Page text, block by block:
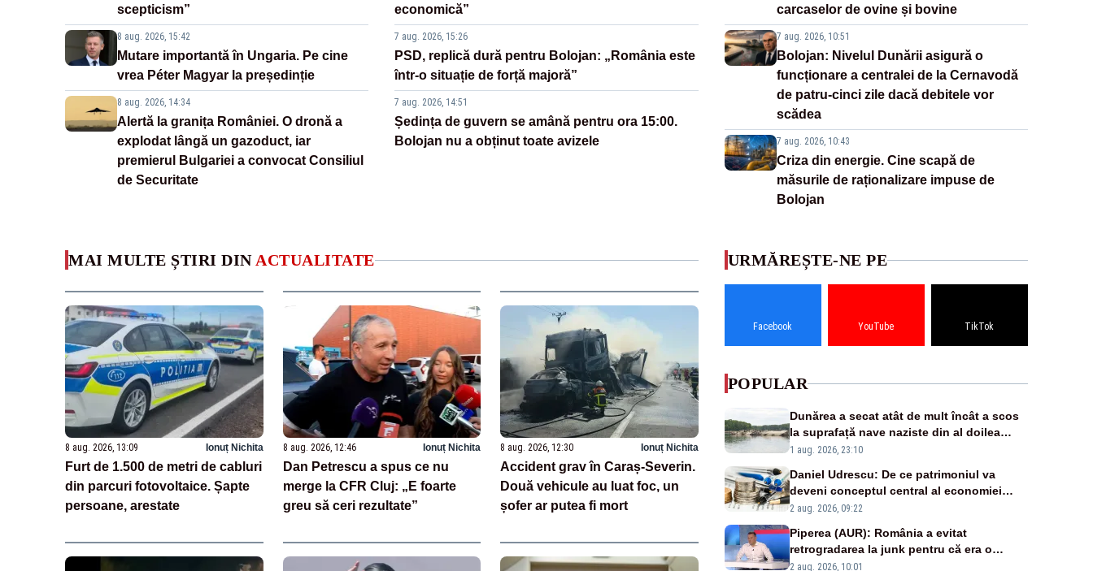
scepticism”
8 aug. 2026, 15:42
Mutare importantă în Ungaria. Pe cine
vrea Péter Magyar la președinție
8 aug. 2026, 14:34
Alertă la granița României. O dronă a
explodat lângă un gazoduct, iar
premierul Bulgariei a convocat Consiliul
de Securitate
economică”
7 aug. 2026, 15:26
PSD, replică dură pentru Bolojan: „România este
într-o situație de forță majoră”
7 aug. 2026, 14:51
Ședința de guvern se amână pentru ora 15:00.
Bolojan nu a obținut toate avizele
carcaselor de ovine și bovine
7 aug. 2026, 10:51
Bolojan: Nivelul Dunării asigură o
funcționare a centralei de la Cernavodă
de patru-cinci zile dacă debitele vor
scădea
7 aug. 2026, 10:43
Criza din energie. Cine scapă de
măsurile de raționalizare impuse de
Bolojan
MAI MULTE ȘTIRI DIN ACTUALITATE
8 aug. 2026, 13:09 Ionuț Nichita
Furt de 1.500 de metri de cabluri
din parcuri fotovoltaice. Șapte
persoane, arestate
8 aug. 2026, 12:46 Ionuț Nichita
Dan Petrescu a spus ce nu
merge la CFR Cluj: „E foarte
greu să ceri rezultate”
8 aug. 2026, 12:30 Ionuț Nichita
Accident grav în Caraș-Severin.
Două vehicule au luat foc, un
șofer ar putea fi mort
URMĂREȘTE-NE PE
Facebook YouTube TikTok
POPULAR
Dunărea a secat atât de mult încât a scos
la suprafață nave naziste din al doilea
război mondial
1 aug. 2026, 23:10
Daniel Udrescu: De ce patrimoniul va
deveni conceptul central al economiei
viitoare?
2 aug. 2026, 09:22
Piperea (AUR): România a evitat
retrogradarea la junk pentru că era o
catastrofă pentru bănci și fondurile de
2 aug. 2026, 10:01